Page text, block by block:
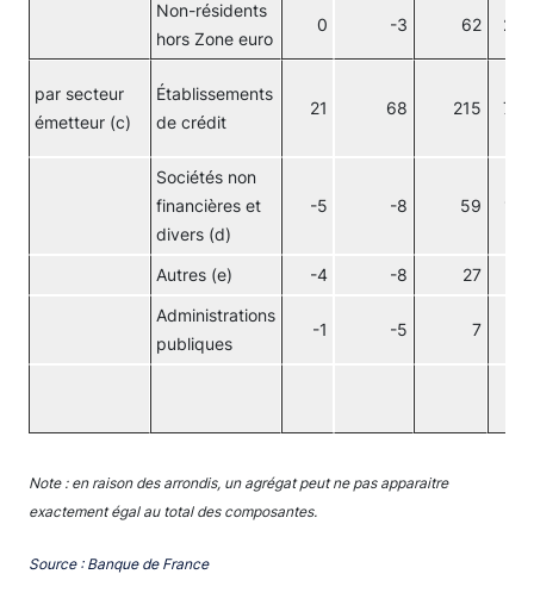
Non-résidents
hors Zone euro
0 -3 62
par secteur
émetteur (c)
Établissements
de crédit
21 68 215
Sociétés non
financières et
divers (d)
-5 -8 59
Autres (e) -4 -8 27
Administrations
publiques
-1 -5 7
Note : en raison des arrondis, un agrégat peut ne pas apparaitre
exactement égal au total des composantes.
Source : Banque de France